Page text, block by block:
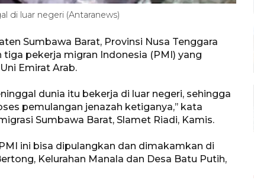
di luar negeri (Antaranews)
Sumbawa Barat, Provinsi Nusa Tenggara
pekerja migran Indonesia (PMI) yang
Emirat Arab.
dunia itu bekerja di luar negeri, sehingga
pemulangan jenazah ketiganya,’’ kata
Sumbawa Barat, Slamet Riadi, Kamis.
ini bisa dipulangkan dan dimakamkan di
Kelurahan Manala dan Desa Batu Putih,